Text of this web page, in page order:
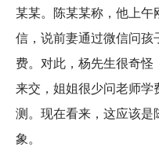
某某。陈某某称，他上午
信，说前妻通过微信问孩
费。对此，杨先生很奇
来交，姐姐很少问老师学
测。现在看来，这应该是
象。